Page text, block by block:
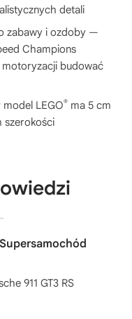
detali
zabawy i ozdoby —
Champions
motoryzacji budować
LEGO® ma 5 cm
szerokości
911 GT3 RS